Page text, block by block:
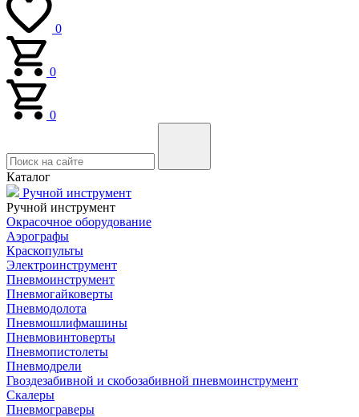
0
0
0
Каталог
Ручной инструмент
Ручной инструмент
Окрасочное оборудование
Аэрографы
Краскопульты
Электроинструмент
Пневмоинструмент
Пневмогайковерты
Пневмодолота
Пневмошлифмашины
Пневмовинтоверты
Пневмопистолеты
Пневмодрели
Гвоздезабивной и скобозабивной пневмоинструмент
Скалеры
Пневмограверы